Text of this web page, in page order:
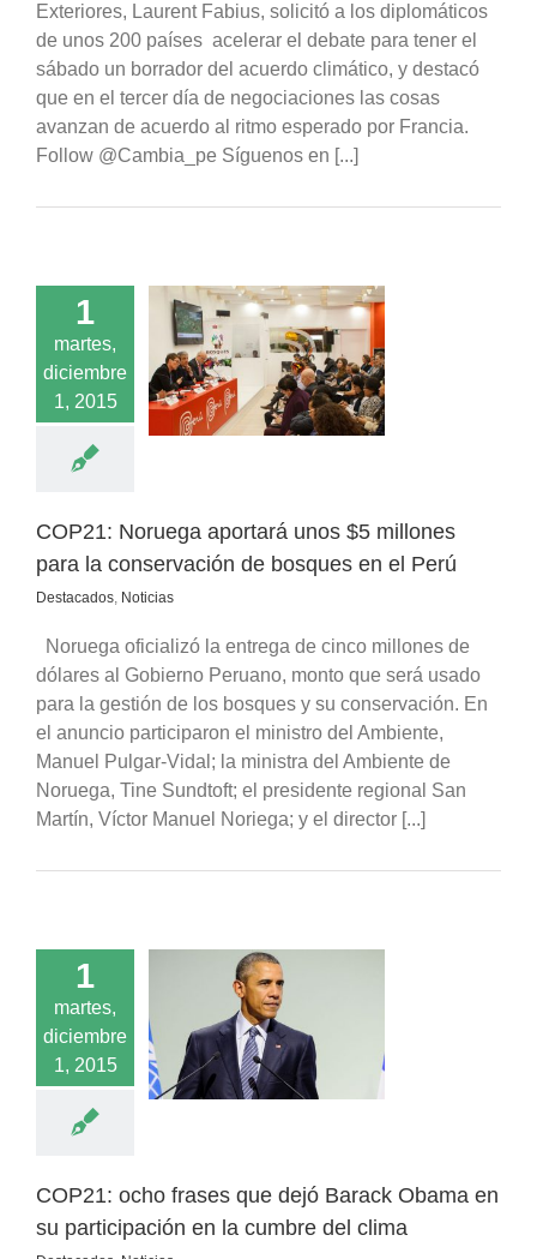
Exteriores, Laurent Fabius, solicitó a los diplomáticos
de unos 200 países acelerar el debate para tener el
sábado un borrador del acuerdo climático, y destacó
que en el tercer día de negociaciones las cosas
avanzan de acuerdo al ritmo esperado por Francia.
Follow @Cambia_pe Síguenos en [...]
1
martes,
diciembre
1, 2015
aportará
para la
el Perú
COP21: Noruega aportará unos $5 millones
para la conservación de bosques en el Perú
Destacados, Noticias
Noruega oficializó la entrega de cinco millones de
dólares al Gobierno Peruano, monto que será usado
para la gestión de los bosques y su conservación. En
el anuncio participaron el ministro del Ambiente,
Manuel Pulgar-Vidal; la ministra del Ambiente de
Noruega, Tine Sundtoft; el presidente regional San
Martín, Víctor Manuel Noriega; y el director [...]
1
martes,
diciembre
1, 2015
frases que
Obama en su
del clima
COP21: ocho frases que dejó Barack Obama en
su participación en la cumbre del clima